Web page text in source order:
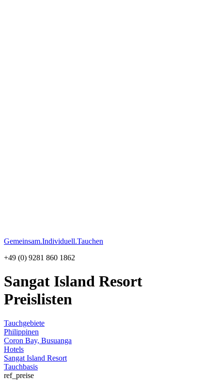
Gemeinsam.Individuell.Tauchen
+49 (0) 9281 860 1862
Sangat Island Resort
Preislisten
Tauchgebiete
Philippinen
Coron Bay, Busuanga
Hotels
Sangat Island Resort
Tauchbasis
ref_preise